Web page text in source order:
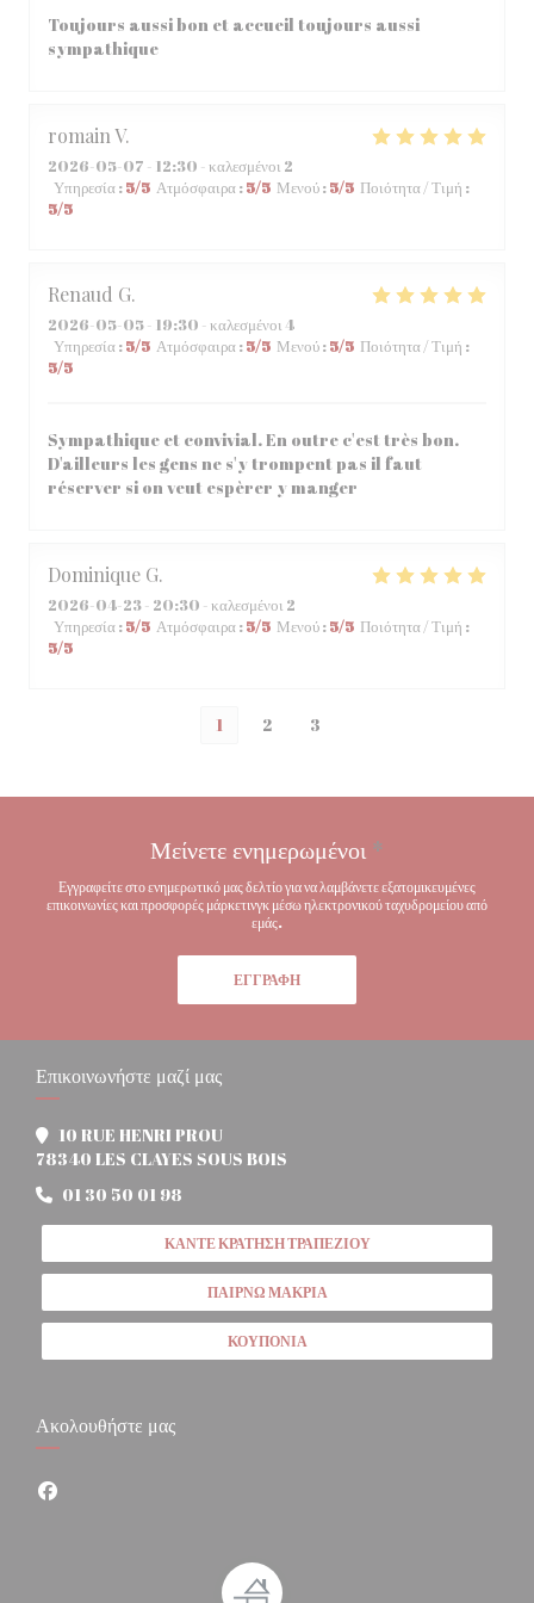
Toujours aussi bon et accueil toujours aussi
sympathique
romainV
2026-05-07 - 12:30 - καλεσμένοι 2
Υπηρεσία:5/5 Ατμόσφαιρα:5/5 Μενού:5/5 Ποιότητα / Τιμή :
5/5
Renaud G
2026-05-05- 19:30 - καλεσμένοι 4
Υπηρεσία:5/5 Ατμόσφαιρα:5/5 Μενού:5/5 Ποιότητα / Τιμή :
5/5
Sympathique et convivial. En outre c'est très bon.
D'ailleurs les gens ne s'y trompent pas il faut
réserver si on veut espèrer y manger
Dominique G
2026-04-23- 20:30 - καλεσμένοι 2
Υπηρεσία:5/5 Ατμόσφαιρα:5/5 Μενού:5/5 Ποιότητα / Τιμή :
5/5
1 2 3
Μείνετε ενημερωμένοι *
Εγγραφείτε στο ενημερωτικό μας δελτίο για να λαμβάνετε εξατομικευμένες
επικοινωνίες και προσφορές μάρκετινγκ μέσω ηλεκτρονικού ταχυδρομείου από
εμάς.
ΕΓΓΡΑΦΉ
Επικοινωνήστε μαζί μας
10 RUE HENRI PROU
78340 LES CLAYES SOUS BOIS
01 30 50 01 98
ΚΆΝΤΕ ΚΡΆΤΗΣΗ ΤΡΑΠΕΖΙΟΎ
ΠΑΊΡΝΩ ΜΑΚΡΙΆ
ΚΟΥΠΌΝΙΑ
Ακολουθήστε μας
Facebook ((ανοίγει σε νέο παράθυρο))